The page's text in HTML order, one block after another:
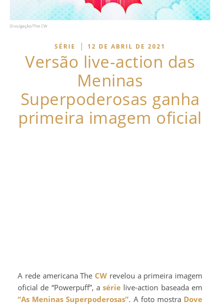
Divulgação/The CW
SÉRIE | 12 DE ABRIL DE 2021
Versão live-action das
Meninas
Superpoderosas ganha
primeira imagem oficial
A rede americana The CW revelou a primeira imagem
oficial de “Powerpuff”, asérie live-action baseada em
“As Meninas Superpoderosas”. A foto mostra Dove